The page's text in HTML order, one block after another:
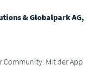
& Globalpark AG,
Community. Mit der App